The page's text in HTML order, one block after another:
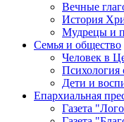
Вечные
История
Мудрецы и
Семья и общество
Человек в
Дети и
Епархиальная
Газета